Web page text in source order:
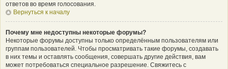
ответов во время голосования.
Вернуться к началу
Почему мне недоступны некоторые форумы?
Некоторые форумы доступны только определённым пользователям или
группам пользователей. Чтобы просматривать такие форумы, создавать
в них темы и оставлять сообщения, совершать другие действия, вам
может потребоваться специальное разрешение. Свяжитесь с